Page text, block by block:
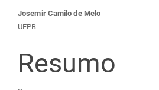
Conteúdo
do
artigo
Josemir Camilo de Melo
UFPB
Resumo